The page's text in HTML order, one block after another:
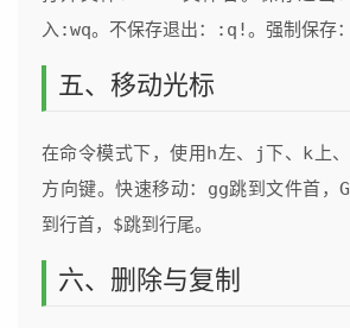
入 :wq。不保存退出： :q!。强制保存：
五、移动光标
在命令模式下，使用h左、 j下、 k 上、
方向键。快速移动： gg跳到文件首， G
到行首， $跳到行尾。
六、删除与复制